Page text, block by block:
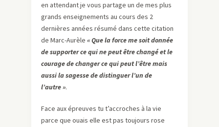
en attendant je vous partage un de mes plus
grands enseignements au cours des 2
dernières années résumé dans cette citation
de Marc-Aurèle « Que la force me soit donnée
de supporter ce qui ne peut être changé et le
courage de changer ce qui peut l’être mais
aussi la sagesse de distinguer l’un de
l’autre ».
Face aux épreuves tu t’accroches à la vie
parce que ouais elle est pas toujours rose